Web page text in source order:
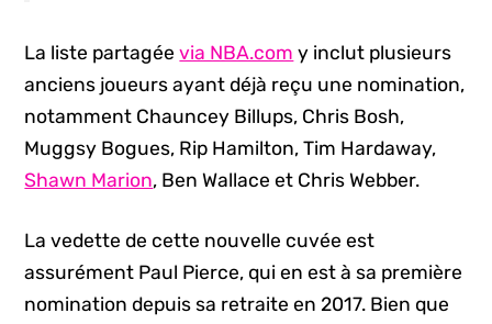
La liste partagéevia NBA.com y inclut plusieurs
anciens joueurs ayant déjà reçu une nomination,
notamment Chauncey Billups, Chris Bosh,
Muggsy Bogues, Rip Hamilton, Tim Hardaway,
Shawn Marion, Ben Wallace et Chris Webber.
La vedette de cette nouvelle cuvée est
assurément Paul Pierce, qui en est à sa première
nomination depuis sa retraite en 2017. Bien que